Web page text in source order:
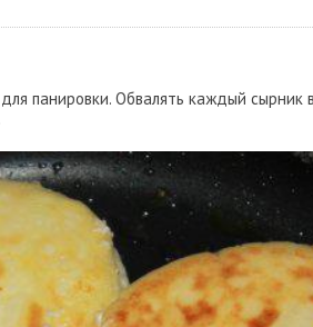
панировки. Обвалять каждый сырник